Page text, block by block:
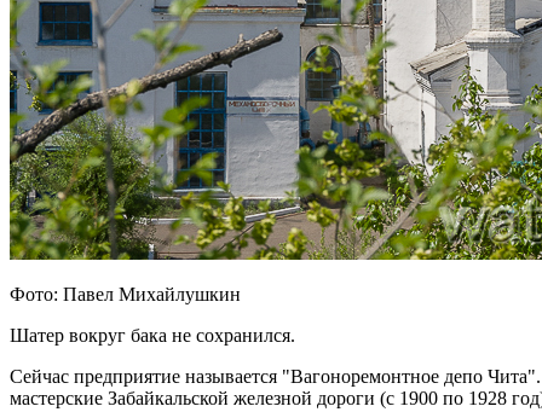
Фото: Павел Михайлушкин
Шатер вокруг бака не сохранился.
Сейчас предприятие называется "Вагоноремонтное депо
мастерские Забайкальской железной дороги (с 1900 по 1928